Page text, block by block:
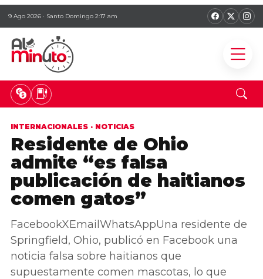
9 Ago 2026 · Santo Domingo 2:17 am
INTERNACIONALES · NOTICIAS
Residente de Ohio
admite “es falsa
publicación de haitianos
comen gatos”
FacebookXEmailWhatsAppUna residente de
Springfield, Ohio, publicó en Facebook una
noticia falsa sobre haitianos que
supuestamente comen mascotas, lo que